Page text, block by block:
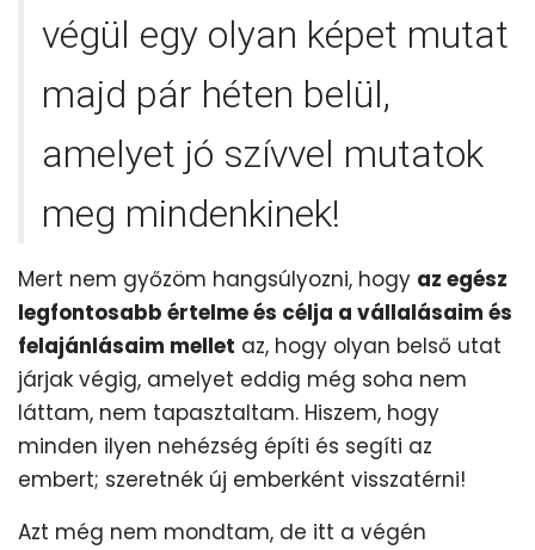
végül egy olyan képet mutat
majd pár héten belül,
amelyet jó szívvel mutatok
meg mindenkinek!
Mert nem győzöm hangsúlyozni, hogy az egész
legfontosabb értelme és célja a vállalásaim és
felajánlásaim mellet az, hogy olyan belső utat
járjak végig, amelyet eddig még soha nem
láttam, nem tapasztaltam. Hiszem, hogy
minden ilyen nehézség építi és segíti az
embert; szeretnék új emberként visszatérni!
Azt még nem mondtam, de itt a végén